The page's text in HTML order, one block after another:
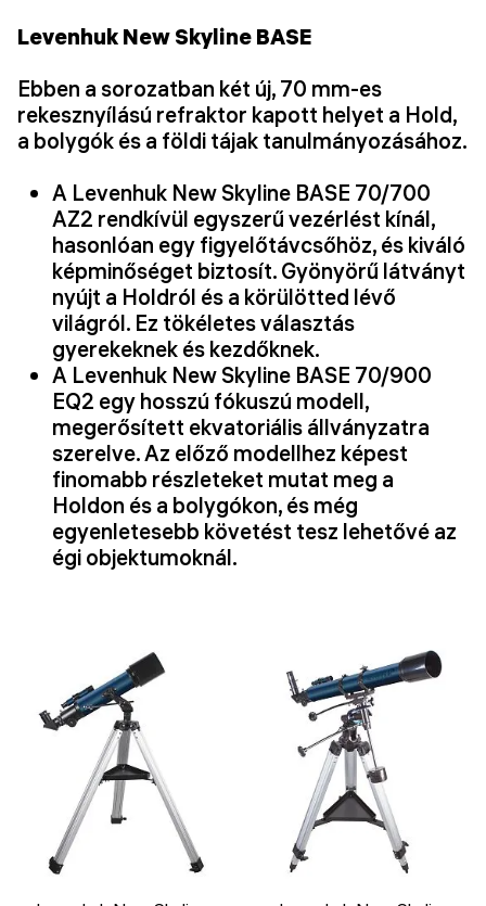
Levenhuk New Skyline BASE
Ebben a sorozatban két új, 70 mm-es
rekesznyílású refraktor kapott helyet a Hold,
a bolygók és a földi tájak tanulmányozásához.
A Levenhuk New Skyline BASE 70/700
AZ2 rendkívül egyszerű vezérlést kínál,
hasonlóan egy figyelőtávcsőhöz, és kiváló
képminőséget biztosít. Gyönyörű látványt
nyújt a Holdról és a körülötted lévő
világról. Ez tökéletes választás
gyerekeknek és kezdőknek.
A Levenhuk New Skyline BASE 70/900
EQ2 egy hosszú fókuszú modell,
megerősített ekvatoriális állványzatra
szerelve. Az előző modellhez képest
finomabb részleteket mutat meg a
Holdon és a bolygókon, és még
egyenletesebb követést tesz lehetővé az
égi objektumoknál.